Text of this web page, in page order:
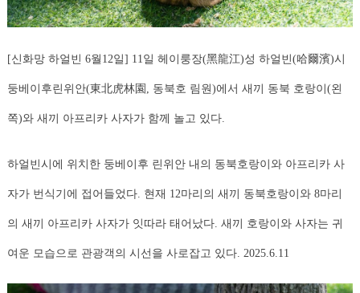
[신화망 하얼빈 6월12일] 11일 헤이룽장(黑龍江)성 하얼빈(哈爾濱)시
둥베이후린위안(東北虎林園, 동북호 림원)에서 새끼 동북 호랑이(왼
쪽)와 새끼 아프리카 사자가 함께 놀고 있다.
하얼빈시에 위치한 둥베이후 린위안 내의 동북호랑이와 아프리카 사
자가 번식기에 접어들었다. 현재 12마리의 새끼 동북호랑이와 8마리
의 새끼 아프리카 사자가 잇따라 태어났다. 새끼 호랑이와 사자는 귀
여운 모습으로 관광객의 시선을 사로잡고 있다. 2025.6.11